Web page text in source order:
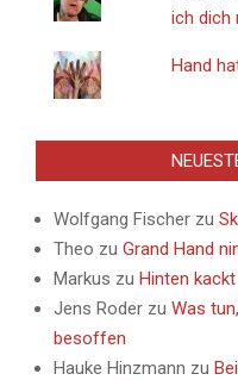
ich dich
Hand
Wolfgang Fischer zu
Theo zu Grand Hand
Markus zu Hinten
Jens Roder zu Was
besoffen
Hauke Hinzmann zu